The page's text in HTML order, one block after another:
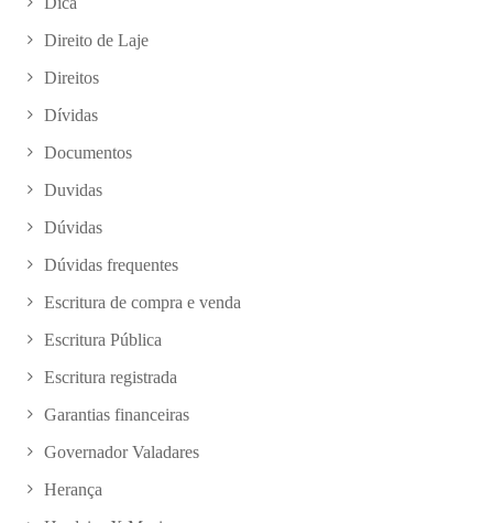
Direito de Laje
Direitos
Dívidas
Documentos
Duvidas
Dúvidas
Dúvidas frequentes
Escritura de compra e venda
Escritura Pública
Escritura registrada
Garantias financeiras
Governador Valadares
Herança